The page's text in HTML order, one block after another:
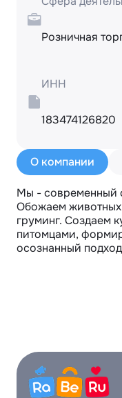
О компании
Мы - современный
Обожаем
груминг. Создаем
питомцами,
осознанный
Розничная
ИНН
183474126820